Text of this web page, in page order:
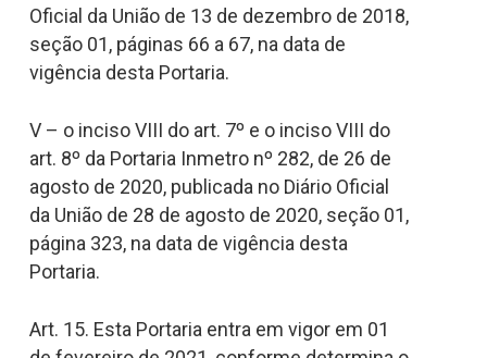
Oficial da União de 13 de dezembro de 2018,
seção 01, páginas 66 a 67, na data de
vigência desta Portaria.
V – o inciso VIII do art. 7º e o inciso VIII do
art. 8º da Portaria Inmetro nº 282, de 26 de
agosto de 2020, publicada no Diário Oficial
da União de 28 de agosto de 2020, seção 01,
página 323, na data de vigência desta
Portaria.
Art. 15. Esta Portaria entra em vigor em 01